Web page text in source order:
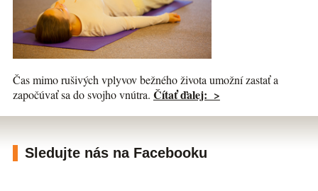
Čas mimo rušivých vplyvov bežného života umožní zastať a
započúvať sa do svojho vnútra. Čítať ďalej: >
Sledujte nás na Facebooku